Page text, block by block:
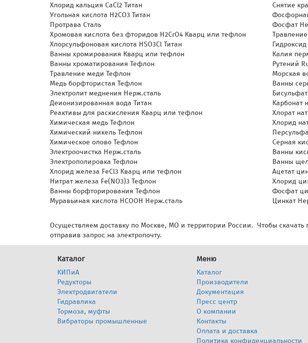
Хлорид кальция CaCl2 Титан
Угольная кислота H2CO3 Титан
Протрава Сталь
Хромовая кислота без фторидов H2CrO4 Кварц или тефлон
Хлорсульфоновая кислота HSO3Cl Титан
Ванны хромирования Кварц или тефлон
Ванны хроматирования Тефлон
Травление меди Тефлон
Медь борфтористая Тефлон
Электролит меднения Нерж.сталь
Деионизированная вода Титан
Реактивы для раскисления Кварц или тефлон
Химическая медь Тефлон
Химический никель Тефлон
Химическое олово Тефлон
Электроочистка Нерж.сталь
Электрополировка Тефлон
Хлорид железа FeCl3 Кварц или тефлон
Нитрат железа Fe(NO3)3 Тефлон
Ванны борфторирования Тефлон
Муравьиная кислота HCOOH Нерж.сталь
Снятие
Фосфат
Калия
Рутений
Морская
Ванны
Карбонат
Хлорат
Хлорид
Серная
Ванны
Ванны
Ацетат
Хлорид
Фосфат
Цинкат
Осуществляем доставку по Москве, МО и территории России. Чтобы
отправив запрос на электропочту.
Каталог
КИПиА
Редукторы
Электродвигатели
Гидравлика
Тормоза, муфты
Вибраторы промышленные
Меню
Каталог
Производители
Документация
Пресс центр
О компании
Контакты
Оплата и доставка
Политика конфиденциальности